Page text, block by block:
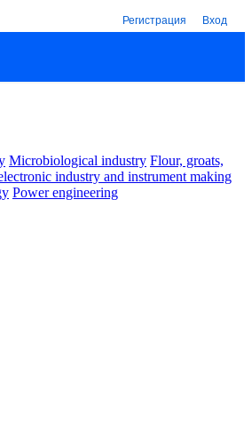
Регистрация Вход
Microbiological industry Flour, groats,
industry and instrument making
Power engineering